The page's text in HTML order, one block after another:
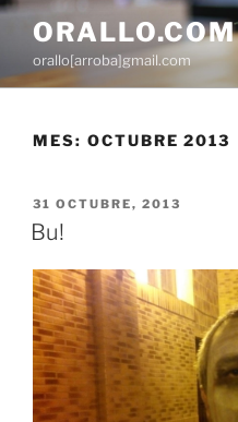
Saltar
contenido
ORALLO.COM
orallo[arroba]gmail.com
MES: OCTUBRE 2013
PUBLICADO
EL
31 OCTUBRE, 2013
Bu!